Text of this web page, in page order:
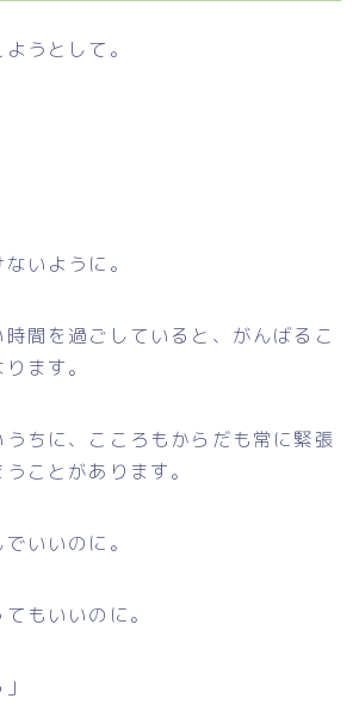
うとして。
いように。
間を過ごしていると、がんばるこ
ます。
ちに、こころもからだも常に緊張
ことがあります。
いいのに。
もいいのに。